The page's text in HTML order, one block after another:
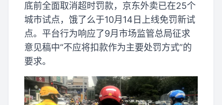
底前全面取消超时罚款，京东外卖已在25个
城市试点，饿了么于10月14日上线免罚新试
点。平台行为响应了9月市场监管总局征求
意见稿中“不应将扣款作为主要处罚方式”的
要求。